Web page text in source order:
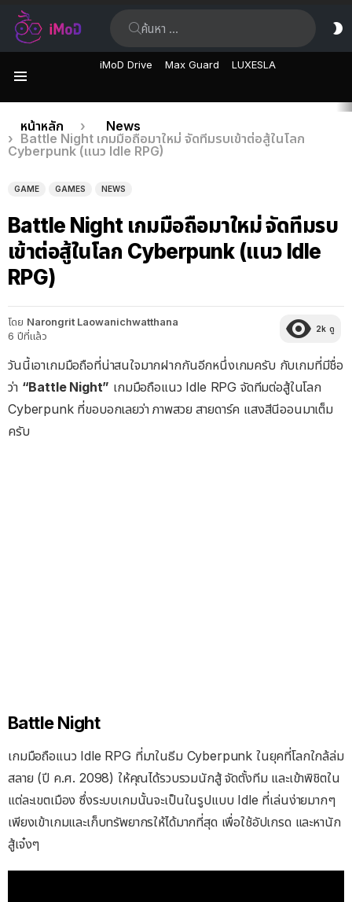
iMoD Drive Max Guard LUXESLA
เรื่อง
ล่าสุด
คุณอยู่ที่นี่:
หน้าหลัก
News
Battle Night เกมมือถือมาใหม่ จัดทีมรบเข้าต่อสู้ในโลก
Cyberpunk (แนว Idle RPG)
GAME GAMES NEWS
Battle Night เกมมือถือมาใหม่ จัดทีมรบ
เข้าต่อสู้ในโลก Cyberpunk (แนว Idle
RPG)
โดย Narongrit Laowanichwatthana
6 ปีที่แล้ว
2k ดู
วันนี้เอาเกมมือถือที่น่าสนใจมากฝากกันอีกหนึ่งเกมครับ กับเกมที่มีชื่อ
ว่า “Battle Night” เกมมือถือแนว Idle RPG จัดทีมต่อสู้ในโลก
Cyberpunk ที่ขอบอกเลยว่า ภาพสวย สายดาร์ค แสงสีนีออนมาเต็ม
ครับ
Battle Night
เกมมือถือแนว Idle RPG ที่มาในธีม Cyberpunk ในยุคที่โลกใกล้ล่ม
สลาย (ปี ค.ศ. 2098) ให้คุณได้รวบรวมนักสู้ จัดตั้งทีม และเข้าพิชิตใน
แต่ละเขตเมือง ซึ่งระบบเกมนั้นจะเป็นในรูปแบบ Idle ที่เล่นง่ายมากๆ
เพียงเข้าเกมและเก็บทรัพยากรให้ได้มากที่สุด เพื่อใช้อัปเกรด และหานัก
สู้เจ๋งๆ